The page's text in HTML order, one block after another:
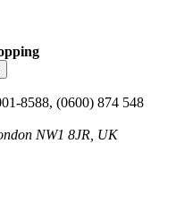
8588, (0600) 874 548
NW1 8JR, UK